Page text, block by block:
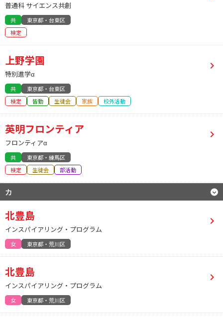
普通科 サイエンス共創
共
東京都・台東区
検定
上野学園
特別進学α
共
東京都・台東区
検定
皆勤 生徒会 家族 校外活動
英明フロンティア
フロンティアα
共
東京都・練馬区
検定
生徒会 部活動
カ
北豊島
インスパイアリング・プログラム
女 東京都・荒川区
北豊島
インスパイアリング・プログラム
女 東京都・荒川区